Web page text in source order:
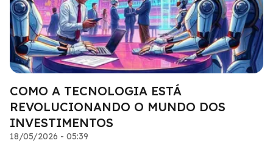
COMO A TECNOLOGIA ESTÁ
REVOLUCIONANDO O MUNDO DOS
INVESTIMENTOS
18/05/2026 - 05:39